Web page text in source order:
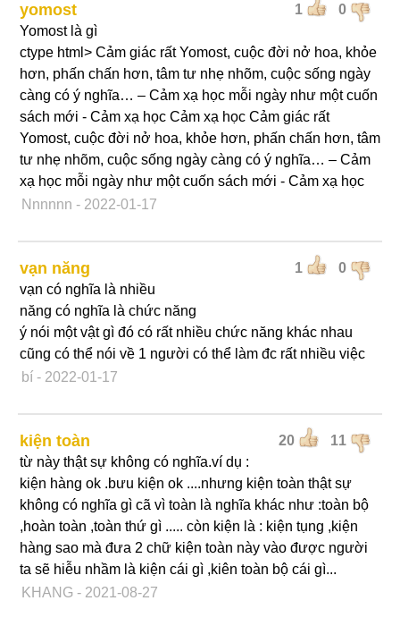
1 0
yomost
Yomost là gì
ctype html> Cảm giác rất Yomost, cuộc đời nở hoa, khỏe
hơn, phấn chấn hơn, tâm tư nhẹ nhõm, cuộc sống ngày
càng có ý nghĩa… – Cảm xạ học mỗi ngày như một cuốn
sách mới - Cảm xạ học Cảm xạ học Cảm giác rất
Yomost, cuộc đời nở hoa, khỏe hơn, phấn chấn hơn, tâm
tư nhẹ nhõm, cuộc sống ngày càng có ý nghĩa… – Cảm
xạ học mỗi ngày như một cuốn sách mới - Cảm xạ học
Nnnnnn - 2022-01-17
1 0
vạn năng
vạn có nghĩa là nhiều
năng có nghĩa là chức năng
ý nói một vật gì đó có rất nhiều chức năng khác nhau
cũng có thể nói về 1 người có thể làm đc rất nhiều việc
bí - 2022-01-17
20 11
kiện toàn
từ này thật sự không có nghĩa.ví dụ :
kiện hàng ok .bưu kiện ok ....nhưng kiện toàn thật sự
không có nghĩa gì cã vì toàn là nghĩa khác như :toàn bộ
,hoàn toàn ,toàn thứ gì ..... còn kiện là : kiện tụng ,kiện
hàng sao mà đưa 2 chữ kiện toàn này vào được người
ta sẽ hiễu nhầm là kiện cái gì ,kiên toàn bộ cái gì...
KHANG - 2021-08-27